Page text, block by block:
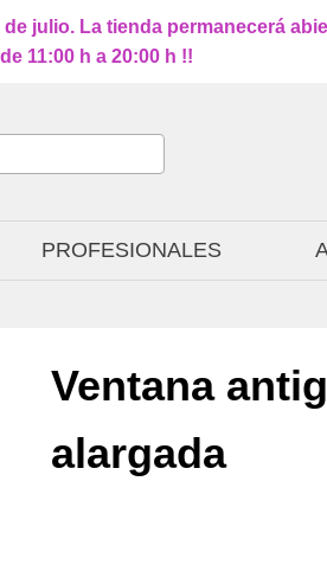
julio. La tienda permanecerá
11:00 h a 20:00 h !!
PROFESIONALES
Ventana
alargada